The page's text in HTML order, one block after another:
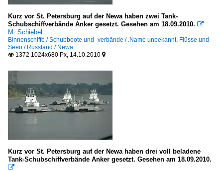
Kurz vor St. Petersburg auf der Newa haben zwei Tank-
Schubschiffverbände Anker gesetzt. Gesehen am 18.09.2010. 
M. Schiebel
Binnenschiffe / Schubboote und -verbände / .Name unbekannt, Flüsse und
Seen / Russland / Newa
 1372 1024x680 Px, 14.10.2010 
Kurz vor St. Petersburg auf der Newa haben drei voll beladene
Tank-Schubschiffverbände Anker gesetzt. Gesehen am 18.09.2010.
